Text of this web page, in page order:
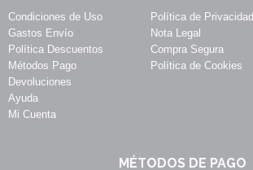
Condiciones de Uso
Gastos Envío
Política Descuentos
Métodos Pago
Devoluciones
Ayuda
Mi Cuenta
Política de Privacidad
Nota Legal
Compra Segura
Política de Cookies
MÉTODOS DE PAGO